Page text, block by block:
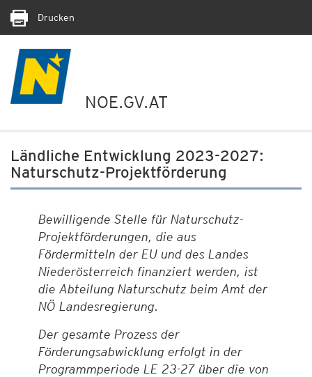
Drucken
NOE.GV.AT
Ländliche Entwicklung 2023-2027:
Naturschutz-Projektförderung
Bewilligende Stelle für Naturschutz-
Projektförderungen, die aus
Fördermitteln der EU und des Landes
Niederösterreich finanziert werden, ist
die Abteilung Naturschutz beim Amt der
NÖ Landesregierung.
Der gesamte Prozess der
Förderungsabwicklung erfolgt in der
Programmperiode LE 23-27 über die von